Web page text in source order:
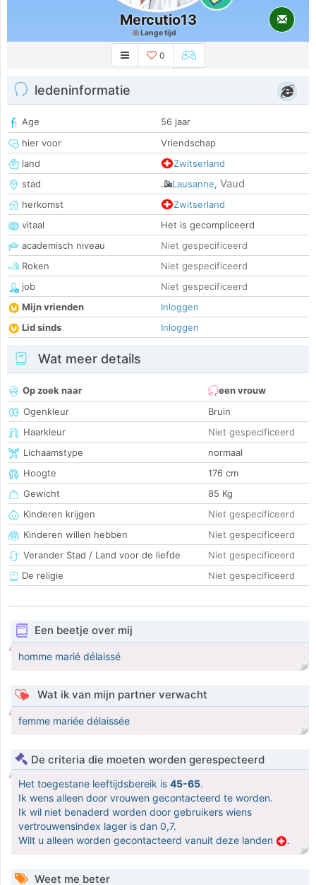
Mercutio13
Lange tijd
0
ledeninformatie
Age
56 jaar
hier voor
Vriendschap
land
Zwitserland
stad
Lausanne, Vaud
herkomst
Zwitserland
vitaal
Het is gecompliceerd
academisch niveau
Niet gespecificeerd
Roken
Niet gespecificeerd
job
Niet gespecificeerd
Mijn vrienden
Inloggen
Lid sinds
Inloggen
Wat meer details
Op zoek naar
een vrouw
Ogenkleur
Bruin
Haarkleur
Niet gespecificeerd
Lichaamstype
normaal
Hoogte
176 cm
Gewicht
85 Kg
Kinderen krijgen
Niet gespecificeerd
Kinderen willen hebben
Niet gespecificeerd
Verander Stad / Land voor de liefde
Niet gespecificeerd
De religie
Niet gespecificeerd
Een beetje over mij
homme marié délaissé
Wat ik van mijn partner verwacht
femme mariée délaissée
De criteria die moeten worden gerespecteerd
Het toegestane leeftijdsbereik is 45-65.
Ik wens alleen door vrouwen gecontacteerd te worden.
Ik wil niet benaderd worden door gebruikers wiens
vertrouwensindex lager is dan 0,7.
Wilt u alleen worden gecontacteerd vanuit deze landen
.
Weet me beter